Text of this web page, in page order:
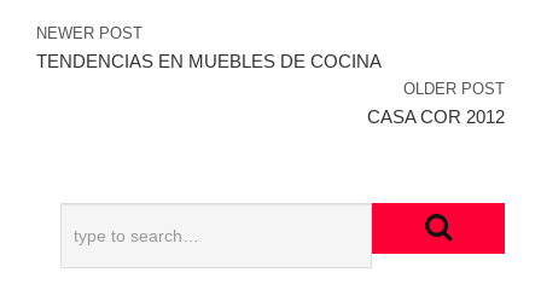
NEWER POST
TENDENCIAS EN MUEBLES DE COCINA
OLDER POST
CASA COR 2012